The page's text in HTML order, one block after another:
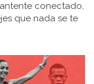
conectado,
que nada se te